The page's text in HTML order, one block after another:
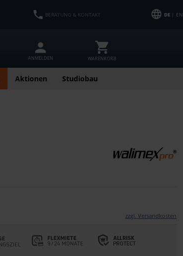
BERATUNG & KONTAKT DE| EN
ANMELDEN WARENKORB
Aktionen Studiobau
zzgl. Versandkosten